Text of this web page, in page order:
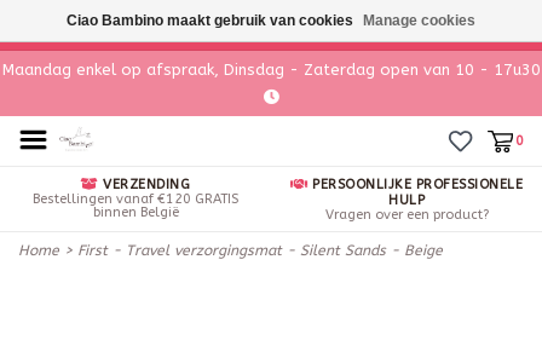
Maandag enkel op afspraak, Dinsdag - Zaterdag open van 10 - 17u30
0
VERZENDING
Bestellingen vanaf €120 GRATIS
binnen België
PERSOONLIJKE PROFESSIONELE
HULP
Vragen over een product?
Home > First - Travel verzorgingsmat - Silent Sands - Beige
Ciao Bambino maakt gebruik van cookies Manage cookies